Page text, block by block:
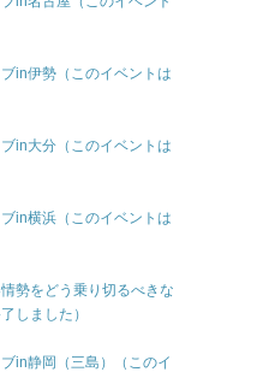
in伊勢（このイベントは
in大分（このイベントは
in横浜（このイベントは
勢をどう乗り切るべきな
しました）
in静岡（三島）（このイ